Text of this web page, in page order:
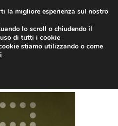
la migliore esperienza sul nostro
lo scroll o chiudendo il
di tutti i cookie
stiamo utilizzando o come